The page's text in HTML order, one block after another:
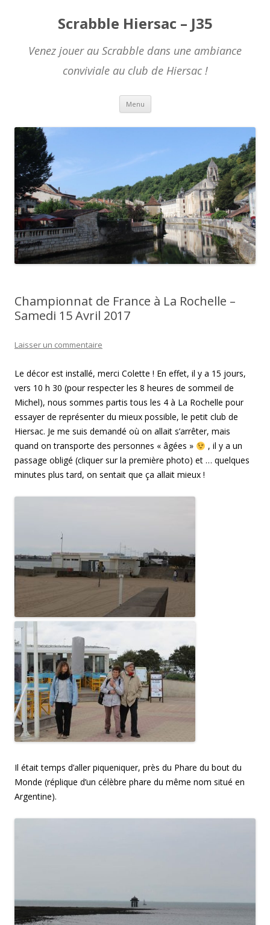
Scrabble Hiersac – J35
Venez jouer au Scrabble dans une ambiance
conviviale au club de Hiersac !
Menu Skip to content
Championnat de France à La Rochelle –
Samedi 15 Avril 2017
Laisser un commentaire
Le décor est installé, merci Colette ! En effet, il y a 15 jours,
vers 10 h 30 (pour respecter les 8 heures de sommeil de
Michel), nous sommes partis tous les 4 à La Rochelle pour
essayer de représenter du mieux possible, le petit club de
Hiersac. Je me suis demandé où on allait s’arrêter, mais
quand on transporte des personnes « âgées »
, il y a un
passage obligé (cliquer sur la première photo) et … quelques
minutes plus tard, on sentait que ça allait mieux !
Il était temps d’aller piqueniquer, près du Phare du bout du
Monde (réplique d’un célèbre phare du même nom situé en
Argentine).